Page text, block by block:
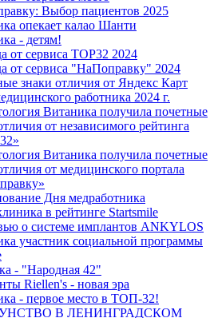
Выбор пациентов 2025
опекает калао Шанти
- детям!
от сервиса TOP32 2024
от сервиса "НаПоправку" 2024
знаки отличия от Яндекс Карт
работника 2024 г.
Витаника получила почетные
от независимого рейтинга
Витаника получила почетные
от медицинского портала
Дня медработника
в рейтинге Startsmile
о системе имплантов ANKYLOS
участник социальной программы
- "Народная 42"
Riellen's - новая эра
- первое место в ТОП-32!
В ЛЕНИНГРАДСКОМ